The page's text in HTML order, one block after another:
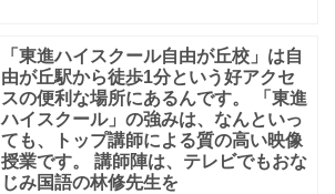
「東進ハイスクール自由が丘校」は自
由が丘駅から徒歩1分という好アクセ
スの便利な場所にあるんです。 「東進
ハイスクール」の強みは、なんといっ
ても、トップ講師による質の高い映像
授業です。 講師陣は、テレビでもおな
じみ国語の林修先生を